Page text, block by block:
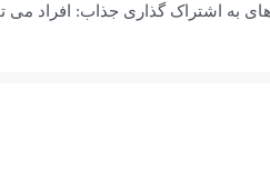
به اشتراک گذاری جذاب: افراد می